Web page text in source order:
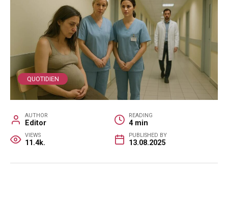
QUOTIDIEN
AUTHOR
Editor
READING
4 min
VIEWS
11.4k.
PUBLISHED BY
13.08.2025